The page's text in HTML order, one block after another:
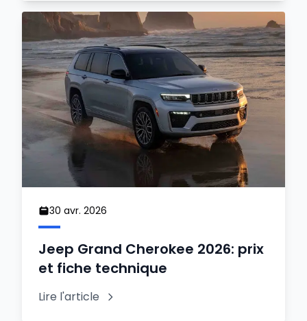
30 avr. 2026
Jeep Grand Cherokee 2026: prix
et fiche technique
Lire l'article